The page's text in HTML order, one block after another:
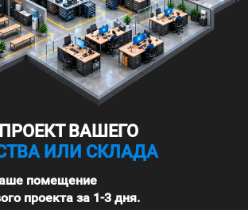
ВАШЕГО
ИЛИ СКЛАДА
помещение
проекта за 1-3 дня.